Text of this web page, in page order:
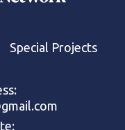
Special Projects